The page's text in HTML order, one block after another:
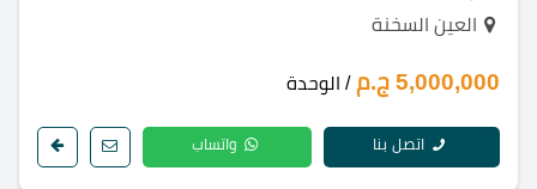
العين السخنة
5,000,000 ج.م / الوحدة
اتصل بنا واتساب